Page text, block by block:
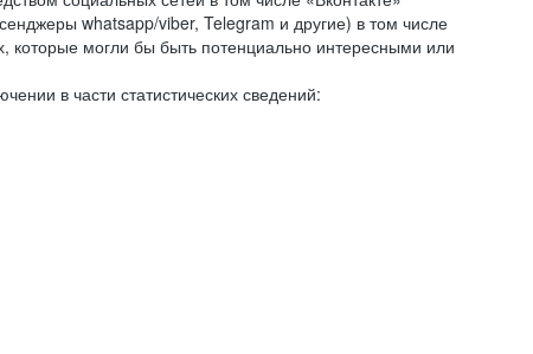
whatsapp/viber, Telegram и другие) в том числе
которые могли бы быть потенциально интересными или
в части статистических сведений: